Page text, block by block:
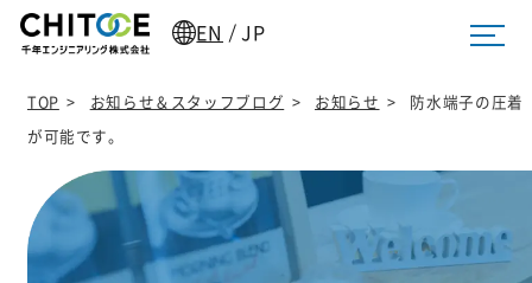
EN /JP
TOP > お知らせ＆スタッフブログ > お知らせ >
防水端子の圧着
が可能です。